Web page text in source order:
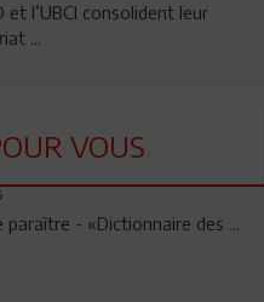
et l’UBCI consolident leur
...
VOUS
- «Dictionnaire des ...